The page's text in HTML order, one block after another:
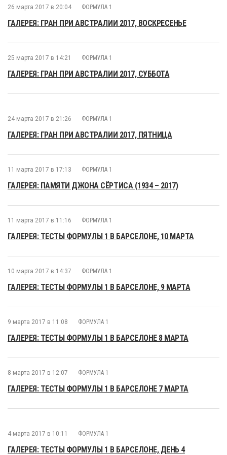
26 марта 2017 в 20:04 ФОРМУЛА 1
ГАЛЕРЕЯ: ГРАН ПРИ АВСТРАЛИИ 2017, ВОСКРЕСЕНЬЕ
25 марта 2017 в 14:21 ФОРМУЛА 1
ГАЛЕРЕЯ: ГРАН ПРИ АВСТРАЛИИ 2017, СУББОТА
24 марта 2017 в 21:26 ФОРМУЛА 1
ГАЛЕРЕЯ: ГРАН ПРИ АВСТРАЛИИ 2017, ПЯТНИЦА
11 марта 2017 в 17:13 ФОРМУЛА 1
ГАЛЕРЕЯ: ПАМЯТИ ДЖОНА СЁРТИСА (1934 – 2017)
11 марта 2017 в 11:16 ФОРМУЛА 1
ГАЛЕРЕЯ: ТЕСТЫ ФОРМУЛЫ 1 В БАРСЕЛОНЕ, 10 МАРТА
10 марта 2017 в 14:37 ФОРМУЛА 1
ГАЛЕРЕЯ: ТЕСТЫ ФОРМУЛЫ 1 В БАРСЕЛОНЕ, 9 МАРТА
9 марта 2017 в 11:08 ФОРМУЛА 1
ГАЛЕРЕЯ: ТЕСТЫ ФОРМУЛЫ 1 В БАРСЕЛОНЕ 8 МАРТА
8 марта 2017 в 12:07 ФОРМУЛА 1
ГАЛЕРЕЯ: ТЕСТЫ ФОРМУЛЫ 1 В БАРСЕЛОНЕ 7 МАРТА
4 марта 2017 в 10:11 ФОРМУЛА 1
ГАЛЕРЕЯ: ТЕСТЫ ФОРМУЛЫ 1 В БАРСЕЛОНЕ, ДЕНЬ 4